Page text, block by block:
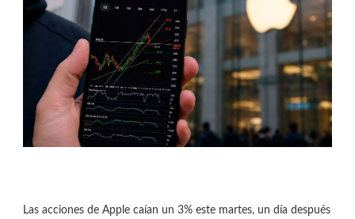
Fracaso de Supergirl podría enterrar el
universo cinematográfico de DC
Las acciones de Apple caían un 3% este martes, un día después